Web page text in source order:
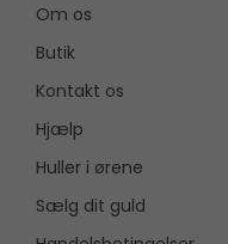
Om os
Butik
Kontakt os
Hjælp
Huller i ørene
Sælg dit guld